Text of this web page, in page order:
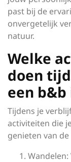
past bij de
onvergetelijk
natuur.
Welke
doen
een
Tijdens je
activiteiten die
genieten van